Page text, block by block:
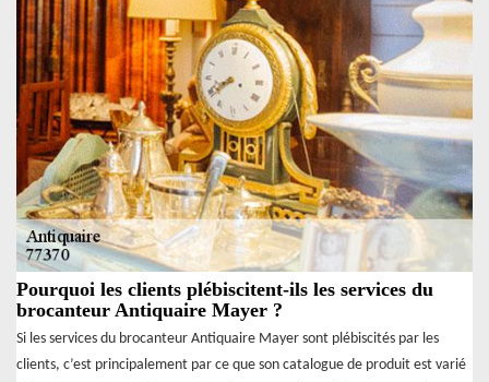
Pourquoi les clients plébiscitent-ils les services du
brocanteur Antiquaire Mayer ?
Si les services du brocanteur Antiquaire Mayer sont plébiscités par les
clients, c’est principalement par ce que son catalogue de produit est varié